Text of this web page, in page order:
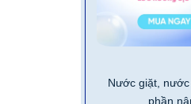
Nước giặt,
phần